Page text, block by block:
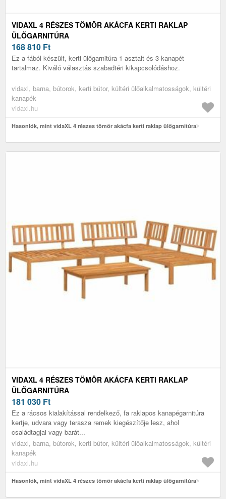
VIDAXL 4 RÉSZES TÖMÖR AKÁCFA KERTI RAKLAP
ÜLŐGARNITÚRA
168 810 Ft
Ez a fából készült, kerti ülőgarnitúra 1 asztalt és 3 kanapét
tartalmaz. Kiváló választás szabadtéri kikapcsolódáshoz.
vidaxl, barna, bútorok, kerti bútor, kültéri ülőalkalmatosságok, kültéri
kanapék
vidaxl.hu
Hasonlók, mint vidaXL 4 részes tömör akácfa kerti raklap ülőgarnitúra
VIDAXL 4 RÉSZES TÖMÖR AKÁCFA KERTI RAKLAP
ÜLŐGARNITÚRA
181 030 Ft
Ez a rácsos kialakítással rendelkező, fa raklapos kanapégarnitúra
kertje, udvara vagy terasza remek kiegészítője lesz, ahol
családtagjai vagy barát...
vidaxl, barna, bútorok, kerti bútor, kültéri ülőalkalmatosságok, kültéri
kanapék
vidaxl.hu
Hasonlók, mint vidaXL 4 részes tömör akácfa kerti raklap ülőgarnitúra